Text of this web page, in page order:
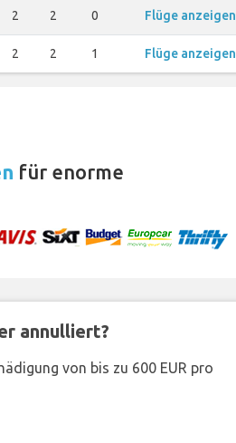
2 2 0 Flüge anzeigen
2 2 1 Flüge anzeigen
für enorme
annulliert?
von bis zu 600 EUR pro